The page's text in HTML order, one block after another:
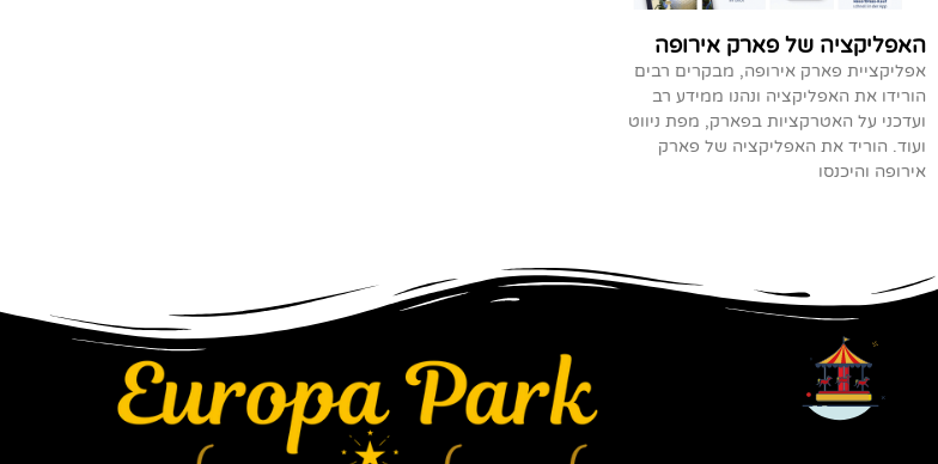
האפליקציה של פארק אירופה
אפליקציית פארק אירופה, מבקרים רבים
הורידו את האפליקציה ונהנו ממידע רב
ועדכני על האטרקציות בפארק, מפת ניווט
ועוד. הוריד את האפליקציה של פארק
אירופה והיכנסו